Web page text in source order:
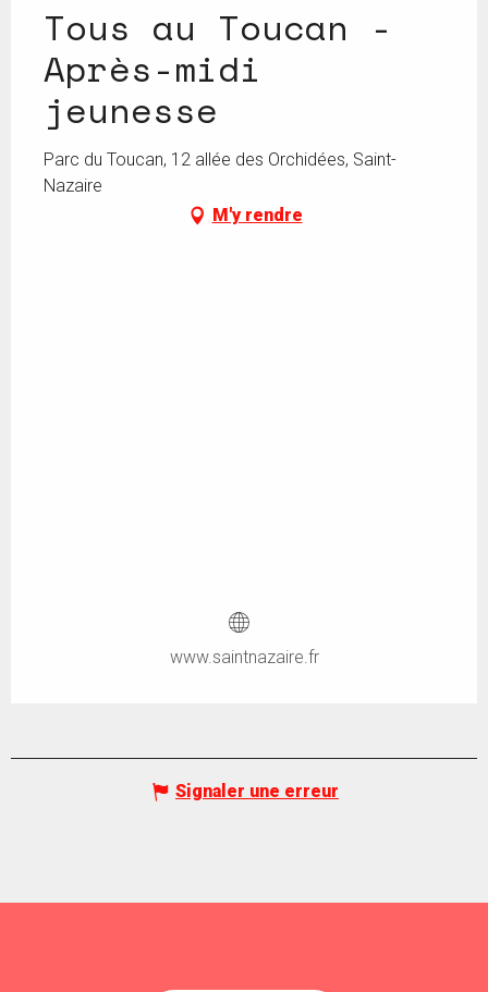
Tous au Toucan -
Après-midi
jeunesse
Parc du Toucan, 12 allée des Orchidées, Saint-
Nazaire
M'y rendre
www.saintnazaire.fr
Signaler une erreur